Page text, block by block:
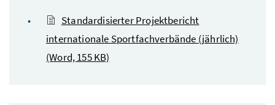
Standardisierter Projektbericht
internationale Sportfachverbände (jährlich)
(Word, 155 KB)